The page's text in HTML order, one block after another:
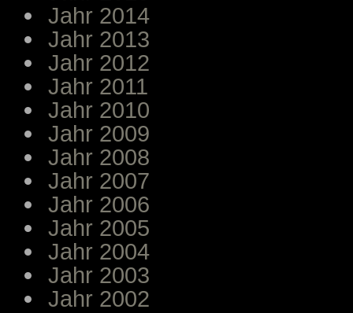
Jahr 2014
Jahr 2013
Jahr 2012
Jahr 2011
Jahr 2010
Jahr 2009
Jahr 2008
Jahr 2007
Jahr 2006
Jahr 2005
Jahr 2004
Jahr 2003
Jahr 2002